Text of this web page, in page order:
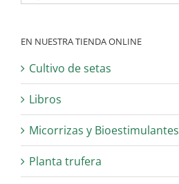
EN NUESTRA TIENDA ONLINE
Cultivo de setas
Libros
Micorrizas y Bioestimulantes
Planta trufera